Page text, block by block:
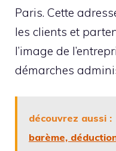
Paris. Cette
les clients et
l’image de
démarches
découvrez aussi :
barème,